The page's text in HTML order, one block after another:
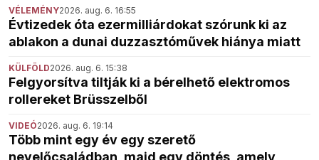
VÉLEMÉNY2026. aug. 6. 16:55
Évtizedek óta ezermilliárdokat szórunk ki az
ablakon a dunai duzzasztóművek hiánya miatt
KÜLFÖLD2026. aug. 6. 15:38
Felgyorsítva tiltják ki a bérelhető elektromos
rollereket Brüsszelből
VIDEÓ2026. aug. 6. 19:14
Több mint egy év egy szerető
nevelőcsaládban, majd egy döntés, amely